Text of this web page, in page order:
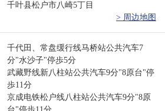
千叶县松户市八崎5丁目
> 周边地图
千代田、常盘缓行线马桥站公共汽车7
分"水沙子"停歩5分
武藏野线新八柱站公共汽车9分"8原台"停
歩11分
京成电铁松户线八柱站公共汽车9分"8原